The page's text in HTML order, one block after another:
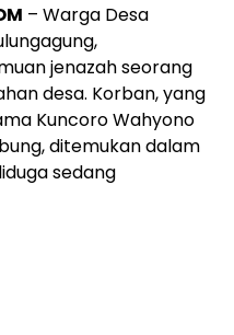
– Warga Desa
jenazah seorang
desa. Korban, yang
Kuncoro Wahyono
ditemukan dalam
sedang